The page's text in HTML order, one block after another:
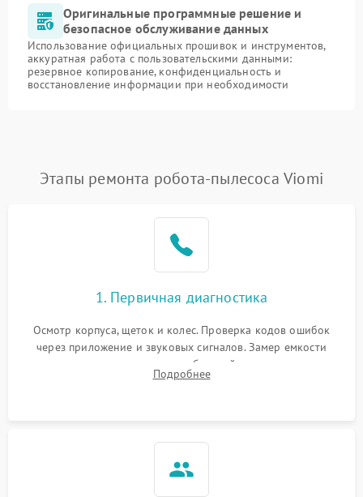
Оригинальные программные решение и
безопасное обслуживание данных
Использование официальных прошивок и инструментов,
аккуратная работа с пользовательскими данными:
резервное копирование, конфиденциальность и
восстановление информации при необходимости
Этапы ремонта робота-пылесоса Viomi
1. Первичная диагностика
Осмотр корпуса, щеток и колес. Проверка кодов ошибок
через приложение и звуковых сигналов. Замер емкости
аккумулятора и тестирование базовой станции зарядки.
Оценка работы лидара, бампера и датчиков падения для
Подробнее